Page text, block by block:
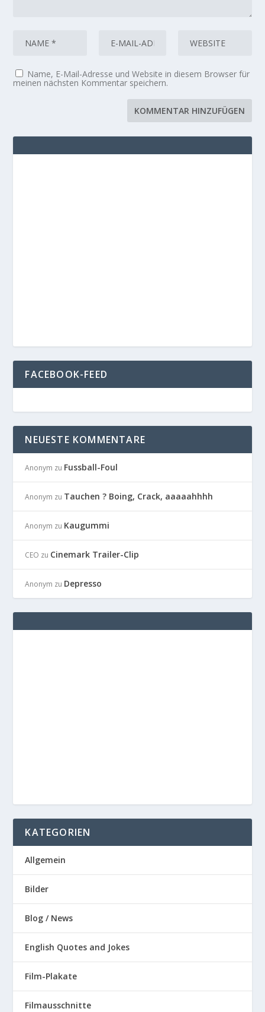
Name, E-Mail-Adresse und Website in diesem Browser für
meinen nächsten Kommentar speichern.
FACEBOOK-FEED
NEUESTE KOMMENTARE
Anonym zu Fussball-Foul
Anonym zu Tauchen ? Boing, Crack, aaaaahhhh
Anonym zu Kaugummi
CEO zu Cinemark Trailer-Clip
Anonym zu Depresso
KATEGORIEN
Allgemein
Bilder
Blog / News
English Quotes and Jokes
Film-Plakate
Filmausschnitte